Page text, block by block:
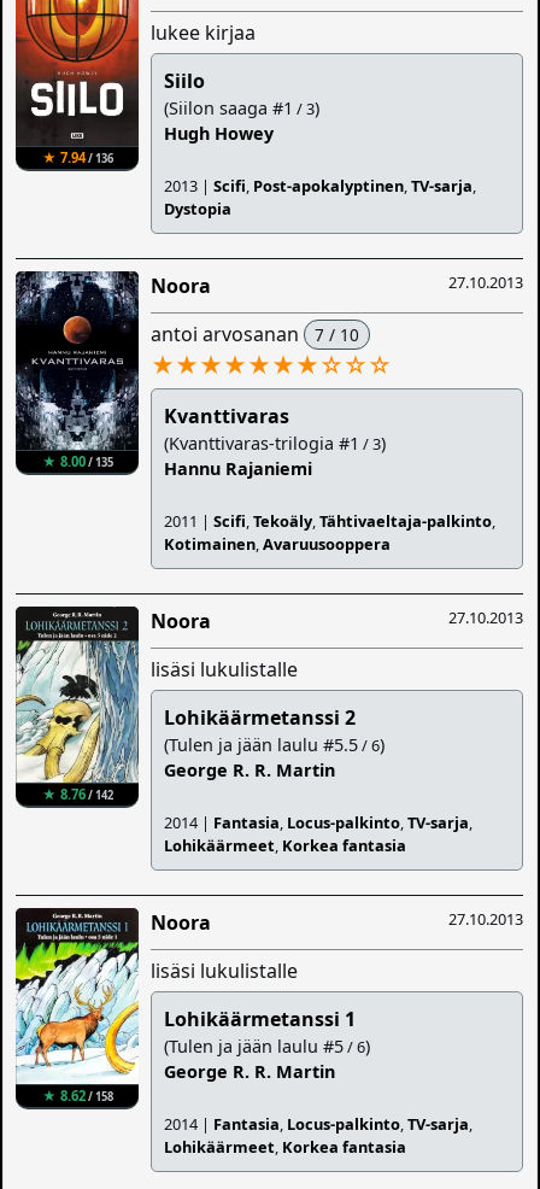
★ 7.94/ 136
lukee kirjaa
Siilo
(Siilon saaga #1 / 3)
Hugh Howey
2013 |Scifi, Post-apokalyptinen,TV-sarja,
Dystopia
★ 8.00/ 135
27.10.2013
Noora
antoi arvosanan 7 / 10
★★★★★★★☆☆☆
Kvanttivaras
(Kvanttivaras-trilogia #1 / 3)
Hannu Rajaniemi
2011 |Scifi,Tekoäly,Tähtivaeltaja-palkinto,
Kotimainen,Avaruusooppera
★ 8.76/ 142
27.10.2013
Noora
lisäsi lukulistalle
Lohikäärmetanssi 2
(Tulen ja jään laulu #5.5/ 6)
George R. R. Martin
2014 | Fantasia, Locus-palkinto,TV-sarja,
Lohikäärmeet, Korkea fantasia
★ 8.62/ 158
27.10.2013
Noora
lisäsi lukulistalle
Lohikäärmetanssi 1
(Tulen ja jään laulu #5/ 6)
George R. R. Martin
2014 | Fantasia, Locus-palkinto,TV-sarja,
Lohikäärmeet, Korkea fantasia